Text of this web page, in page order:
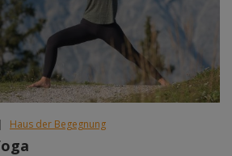
| Haus der Begegnung